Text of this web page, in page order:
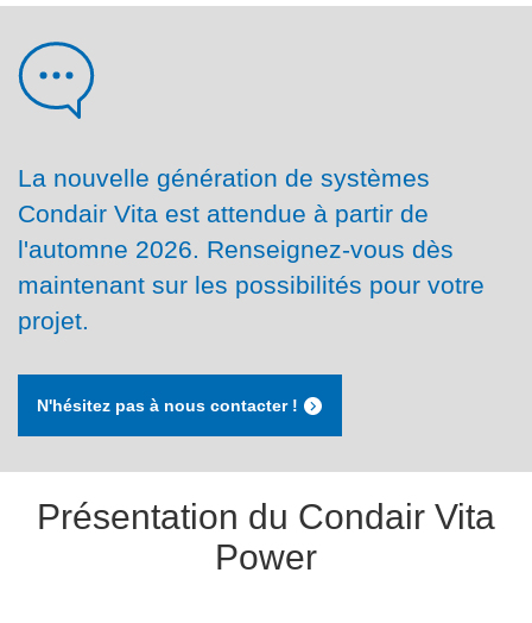
La nouvelle génération de systèmes
Condair Vita est attendue à partir de
l'automne 2026. Renseignez-vous dès
maintenant sur les possibilités pour votre
projet.
N'hésitez pas à nous contacter !
Présentation du Condair Vita
Power